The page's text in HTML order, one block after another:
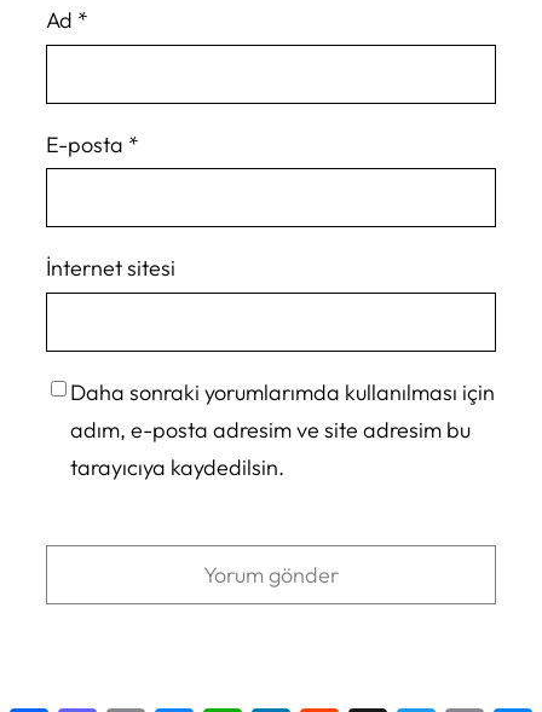
Ad *
E-posta *
İnternet sitesi
Daha sonraki yorumlarımda kullanılması için
adım, e-posta adresim ve site adresim bu
tarayıcıya kaydedilsin.